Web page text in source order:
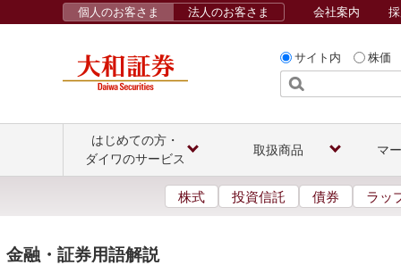
サイト内 株価
個人のお客さま 法人のお客さま 会社案内
はじめての方・
ダイワのサービス
取扱商品 マ
株式 投資信託 債券 ラッ
金融・証券用語解説